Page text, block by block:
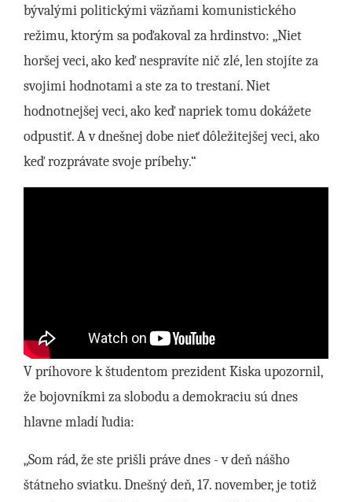
bývalými politickými väzňami komunistického
režimu, ktorým sa poďakoval za hrdinstvo: „Niet
horšej veci, ako keď nespravíte nič zlé, len stojíte za
svojimi hodnotami a ste za to trestaní. Niet
hodnotnejšej veci, ako keď napriek tomu dokážete
odpustiť. A v dnešnej dobe nieť dôležitejšej veci, ako
keď rozprávate svoje príbehy.“
V príhovore k študentom prezident Kiska upozornil,
že bojovníkmi za slobodu a demokraciu sú dnes
hlavne mladí ľudia:
„Som rád, že ste prišli práve dnes - v deň nášho
štátneho sviatku. Dnešný deň, 17. november, je totiž